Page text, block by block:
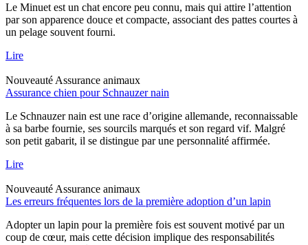
Le Minuet est un chat encore peu connu, mais qui attire l’attention
par son apparence douce et compacte, associant des pattes courtes à
un pelage souvent fourni.
Lire
Nouveauté Assurance animaux
Assurance chien pour Schnauzer nain
Le Schnauzer nain est une race d’origine allemande, reconnaissable
à sa barbe fournie, ses sourcils marqués et son regard vif. Malgré
son petit gabarit, il se distingue par une personnalité affirmée.
Lire
Nouveauté Assurance animaux
Les erreurs fréquentes lors de la première adoption d’un lapin
Adopter un lapin pour la première fois est souvent motivé par un
coup de cœur, mais cette décision implique des responsabilités